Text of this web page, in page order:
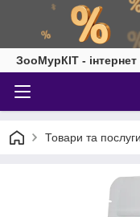
ЗооМурКІТ -
Товари та послуги